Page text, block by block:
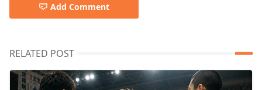
Add Comment
RELATED POST